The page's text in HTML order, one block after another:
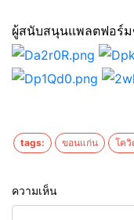
ผู้สนับสนุนแพลตฟอร์
tags: ขอนแก่น โควิ
ความเห็น